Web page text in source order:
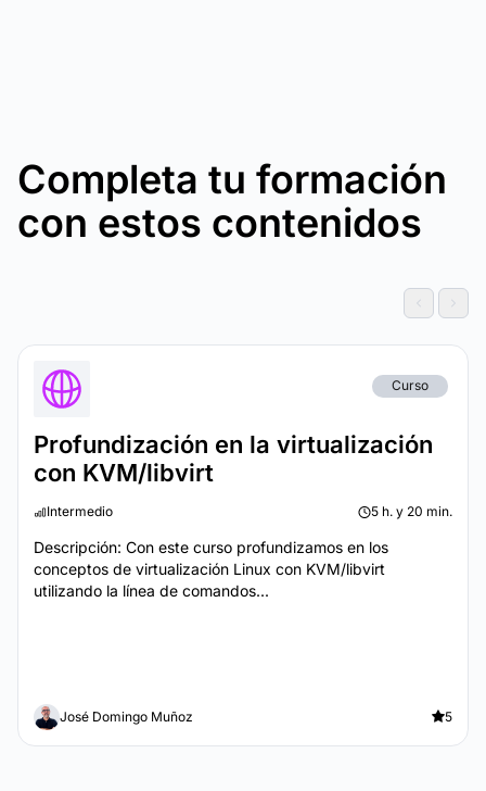
Completa tu formación
con estos contenidos
Curso
Profundización en la virtualización
con KVM/libvirt
Intermedio 5 h. y 20 min.
Descripción: Con este curso profundizamos en los
conceptos de virtualización Linux con KVM/libvirt
utilizando la línea de comandos...
José Domingo Muñoz 5